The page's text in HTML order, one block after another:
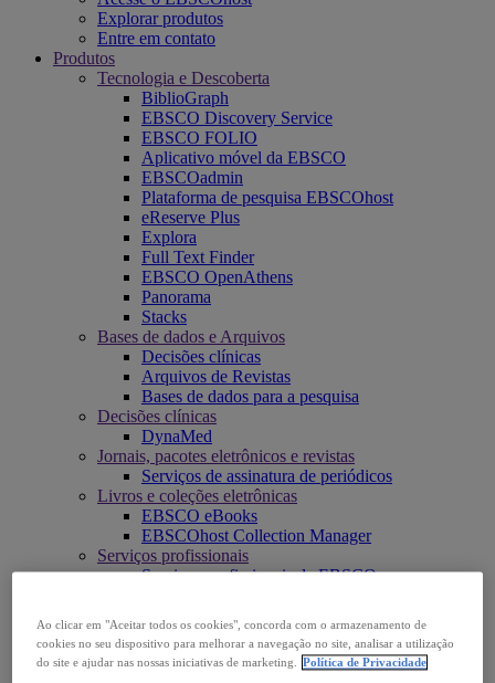
Explorar produtos
Entre em contato
Produtos
Tecnologia e Descoberta
BiblioGraph
EBSCO Discovery Service
EBSCO FOLIO
Aplicativo móvel da EBSCO
EBSCOadmin
Plataforma de pesquisa EBSCOhost
eReserve Plus
Explora
Full Text Finder
EBSCO OpenAthens
Panorama
Stacks
Bases de dados e Arquivos
Decisões clínicas
Arquivos de Revistas
Bases de dados para a pesquisa
Decisões clínicas
DynaMed
Jornais, pacotes eletrônicos e revistas
Serviços de assinatura de periódicos
Livros e coleções eletrônicas
EBSCO eBooks
EBSCOhost Collection Manager
Serviços profissionais
Serviços profissionais da EBSCO
Entre em contato
Insights
Ao clicar em "Aceitar todos os cookies", concorda com o armazenamento de
cookies no seu dispositivo para melhorar a navegação no site, analisar a utilização
do site e ajudar nas nossas iniciativas de marketing.
Política de Privacidade